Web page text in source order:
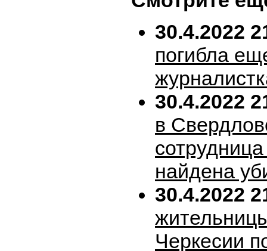
30.4.2022
погибла
30.4.2022
в
найдена
30.4.2022
Черкесии